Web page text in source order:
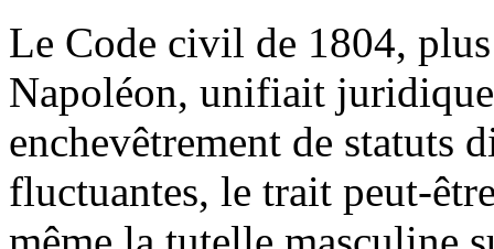
Le Code civil de 1804,
Napoléon, unifiait
enchevêtrement de statuts
fluctuantes, le trait peut-